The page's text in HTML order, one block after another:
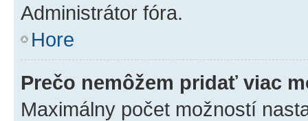
Administrátor fóra.
Hore
Prečo nemôžem pridať viac
Maximálny počet možností